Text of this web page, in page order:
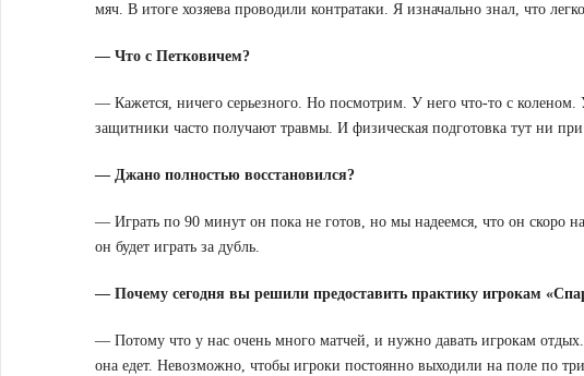
мяч. В итоге хозяева проводили контратаки. Я изначально знал, что
— Что с Петковичем?
— Кажется, ничего серьезного. Но посмотрим. У него что-то с коленом.
защитники часто получают травмы. И физическая подготовка тут ни
— Джано полностью восстановился?
— Играть по 90 минут он пока не готов, но мы надеемся, что он скоро
он будет играть за дубль.
— Почему сегодня вы решили предоставить практику игрокам
— Потому что у нас очень много матчей, и нужно давать игрокам
она едет. Невозможно, чтобы игроки постоянно выходили на поле по